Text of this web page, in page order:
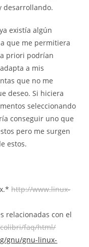
desarrollando.
existía algún
que me permitiera
priori podrían
adapta a mis
que no me
deseo. Si hiciera
seleccionando
conseguir uno que
pero me surgen
estos.
http://www.linux-
relacionadas con el
faq/html/
gnu/gnu-linux-